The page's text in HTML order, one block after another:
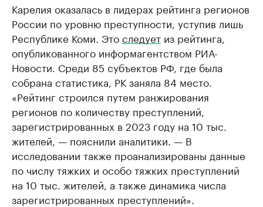
Карелия оказалась в лидерах рейтинга регионов
России по уровню преступности, уступив лишь
Республике Коми. Этоследует из рейтинга,
опубликованного информагентством РИА-
Новости. Среди 85 субъектов РФ, где была
собрана статистика, РК заняла 84 место.
«Рейтинг строился путем ранжирования
регионов по количеству преступлений,
зарегистрированных в 2023 году на 10 тыс.
жителей, — пояснили аналитики. — В
исследовании также проанализированы данные
по числу тяжких и особо тяжких преступлений
на 10 тыс. жителей, а также динамика числа
зарегистрированных преступлений».